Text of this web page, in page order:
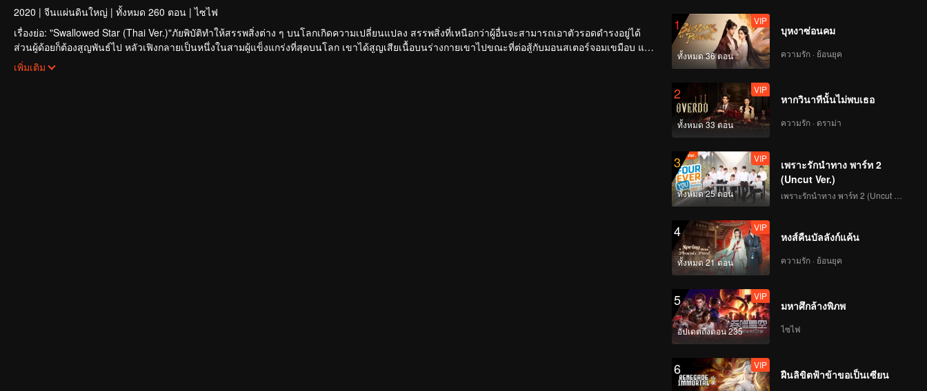
2020 | จีนแผ่นดินใหญ่ | ทั้งหมด 260 ตอน | ไซไฟ
เรื่องย่อ: "Swallowed Star (Thai Ver.)"ภัยพิบัติทำให้สรรพสิ่งต่าง ๆ บนโลกเกิดความเปลี่ยนแปลง สรรพสิ่งที่เหนือกว่าผู้อื่นจะสามารถเอาตัวรอดดำรงอยู่ได้
ส่วนผู้ด้อยก็ต้องสูญพันธ์ไป หลัวเฟิงกลายเป็นหนึ่งในสามผู้แข็งแกร่งที่สุดบนโลก เขาได้สูญเสียเนื้อบนร่างกายเขาไปขณะที่ต่อสู้กับมอนสเตอร์จอมเขมือบ แต่
ต่อมาเขาได้นำชิ้นเนื้อของมอนสเตอร์กลับมาเช่นกัน และทำการพัฒนาเป็นร่างกายมนุษย์ หลังจากนั้นเขาก็ได้ออกจากดาวโลกมุ่งสู่จักรวาล เรื่องราวการต่อสู้
เพิ่มเติม
1
ทั้งหมด 36 ตอน
VIP
บุหงาซ่อนคม
ความรัก · ย้อนยุค
2
ทั้งหมด 33 ตอน
VIP
หากวินาทีนั้นไม่พบเธอ
ความรัก · ดราม่า
3
ทั้งหมด 25 ตอน
VIP
เพราะรักนำทาง พาร์ท 2
(Uncut Ver.)
4
ทั้งหมด 21 ตอน
VIP
หงส์คืนบัลลังก์แค้น
ความรัก · ย้อนยุค
5
อัปเดตถึงตอน 235
VIP
มหาศึกล้างพิภพ
ไซไฟ
6 VIP
ฝืนลิขิตฟ้าข้าขอเป็นเซียน